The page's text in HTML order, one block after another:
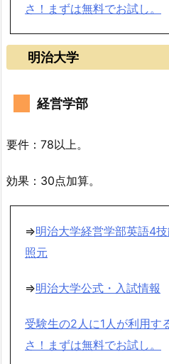
さ！まずは無料でお試し。
明治大学
経営学部
要件：78以上。
効果：30点加算。
⇒明治大学経営学部英語4
照元
⇒明治大学公式・入試情報
受験生の2人に1人が利用す
さ！まずは無料でお試し。